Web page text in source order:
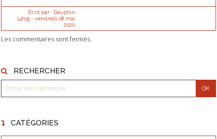
RECHERCHER
CATÉGORIES
Écrit par : Dauphin
14h35- vendredi 08 mai
2020
Les commentaires sont fermés.